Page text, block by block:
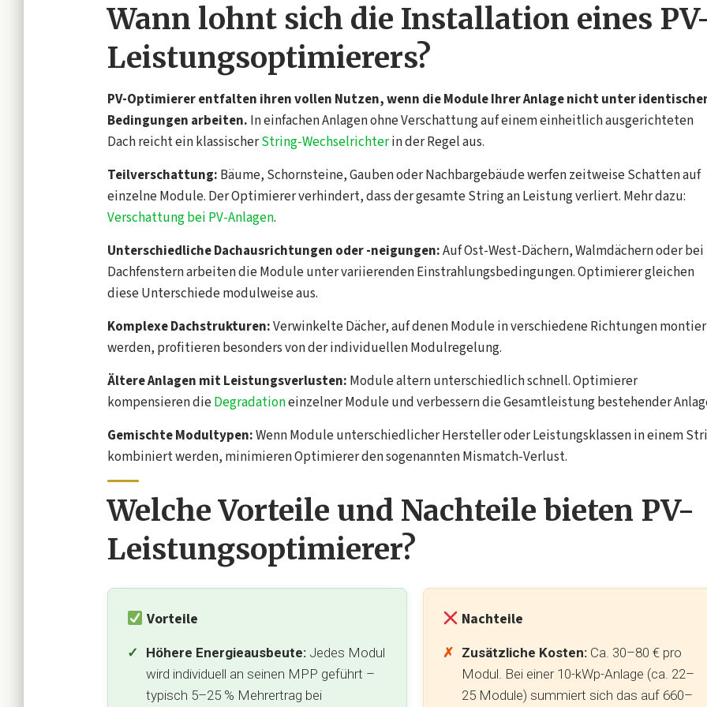
Wann lohnt sich die Installation eines
Leistungsoptimierers?
PV-Optimierer entfalten ihren vollen Nutzen, wenn die Module Ihrer Anlage nicht unter
Bedingungen arbeiten. In einfachen Anlagen ohne Verschattung auf einem einheitlich ausgerichteten
Dach reicht ein klassischerString-Wechselrichterin der Regel aus.
Teilverschattung: Bäume, Schornsteine, Gauben oder Nachbargebäude werfen zeitweise Schatten auf
einzelne Module. Der Optimierer verhindert, dass der gesamte String an Leistung verliert. Mehr dazu:
Verschattung bei PV-Anlagen.
Unterschiedliche Dachausrichtungen oder -neigungen:Auf Ost-West-Dächern, Walmdächern oder bei
Dachfenstern arbeiten die Module unter variierenden Einstrahlungsbedingungen. Optimierer gleichen
diese Unterschiede modulweise aus.
Komplexe Dachstrukturen:Verwinkelte Dächer, auf denen Module in verschiedene Richtungen
werden, profitieren besonders von der individuellen Modulregelung.
Ältere Anlagen mit Leistungsverlusten: Module altern unterschiedlich schnell. Optimierer
kompensieren dieDegradationeinzelner Module und verbessern die Gesamtleistung bestehender
Gemischte Modultypen:Wenn Module unterschiedlicher Hersteller oder Leistungsklassen in einem
kombiniert werden, minimieren Optimierer den sogenannten Mismatch-Verlust.
Welche Vorteile und Nachteile bieten PV-
Leistungsoptimierer?
Vorteile
Höhere Energieausbeute: Jedes Modul
wird individuell an seinen MPP geführt –
typisch 5–25 % Mehrertrag bei
Nachteile
Zusätzliche Kosten:Ca. 30–80 € pro
Modul. Bei einer 10-kWp-Anlage (ca. 22–
25 Module) summiert sich das auf 660–